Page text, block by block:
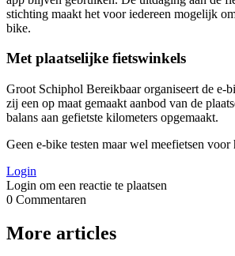
stichting maakt het voor iedereen mogelijk
bike.
Met plaatselijke fietswinkels
Groot Schiphol Bereikbaar organiseert de e-
zij een op maat gemaakt aanbod van de
balans aan gefietste kilometers opgemaakt.
Geen e-bike testen maar wel meefietsen
Login
Login om een reactie te plaatsen
0 Commentaren
More articles